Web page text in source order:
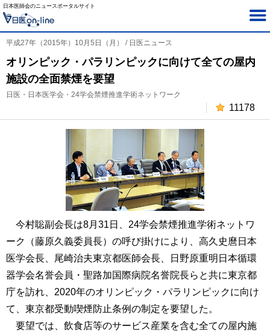
日本医師会のニュースポータルサイト
平成27年（2015年）10月5日（月） / 日医ニュース
オリンピック・パラリンピックに向けて全ての屋内
施設の全面禁煙を要望
日医・日本医学会・24学会禁煙推進学術ネットワーク
11178
今村聡副会長は8月31日、24学会禁煙推進学術ネットワ
ーク（藤原久義委員長）の呼び掛けにより、高久史麿日本
医学会長、尾崎治夫東京都医師会長、日野原重明日本循環
器学会名誉会員・聖路加国際病院名誉院長らと共に東京都
庁を訪れ、2020年のオリンピック・パラリンピックに向け
て、東京都受動喫煙防止条例の制定を要望した。
要望では、飲食店等のサービス産業を含む全ての屋内施